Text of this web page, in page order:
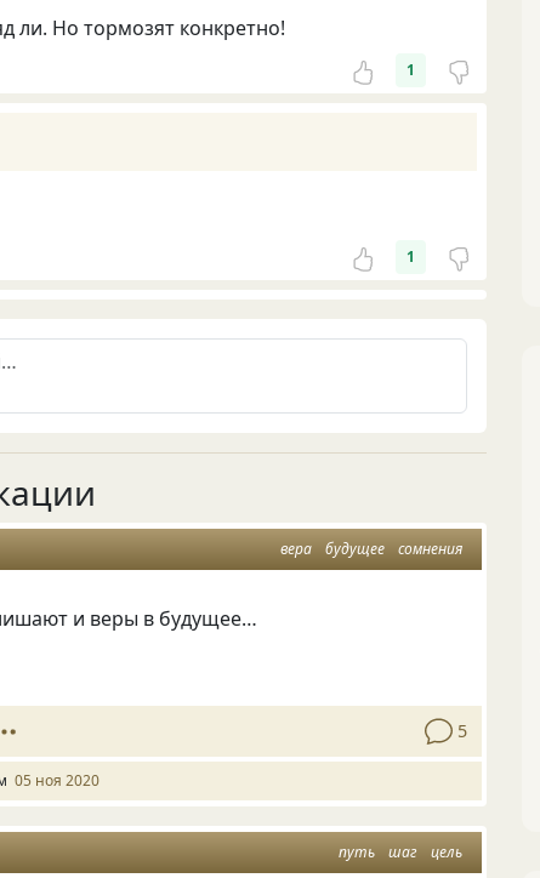
ли. Но тормозят конкретно!
1
1
вера будущее сомнения
и веры в будущее…
5
05 ноя 2020
путь шаг цель